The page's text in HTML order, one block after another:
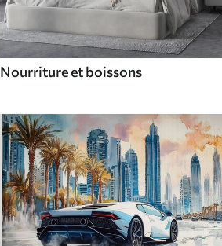
Nourriture et boissons